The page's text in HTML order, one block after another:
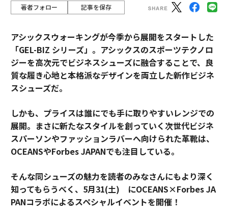
著者フォロー 記事を保存
アシックスウォーキングが今季から展開をスタートした
「GEL-BIZ シリーズ」。アシックスのスポーツテクノロ
ジーを高次元でビジネスシューズに融合することで、良
質な履き心地と本格派なデザインを両立した新作ビジネ
スシューズだ。
しかも、プライスは誰にでも手に取りやすいレンジでの
展開。まさに新たなスタイルを創っていく次世代ビジネ
スパーソンやファッションラバーへ向けられた革靴は、
OCEANSやForbes JAPANでも注目している。
そんな同シューズの魅力を読者のみなさんにもより深く
知ってもらうべく、5月31(土) にOCEANS×Forbes JA
PANコラボによるスペシャルイベントを開催！